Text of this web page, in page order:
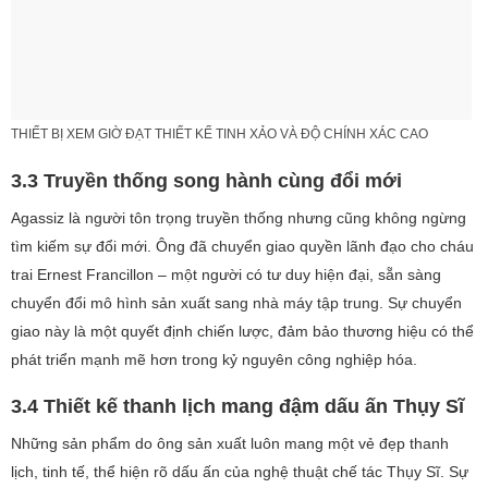
THIẾT BỊ XEM GIỜ ĐẠT THIẾT KẾ TINH XẢO VÀ ĐỘ CHÍNH XÁC CAO
3.3 Truyền thống song hành cùng đổi mới
Agassiz là người tôn trọng truyền thống nhưng cũng không ngừng
tìm kiếm sự đổi mới. Ông đã chuyển giao quyền lãnh đạo cho cháu
trai Ernest Francillon – một người có tư duy hiện đại, sẵn sàng
chuyển đổi mô hình sản xuất sang nhà máy tập trung. Sự chuyển
giao này là một quyết định chiến lược, đảm bảo thương hiệu có thể
phát triển mạnh mẽ hơn trong kỷ nguyên công nghiệp hóa.
3.4 Thiết kế thanh lịch mang đậm dấu ấn Thụy Sĩ
Những sản phẩm do ông sản xuất luôn mang một vẻ đẹp thanh
lịch, tinh tế, thể hiện rõ dấu ấn của nghệ thuật chế tác Thụy Sĩ. Sự